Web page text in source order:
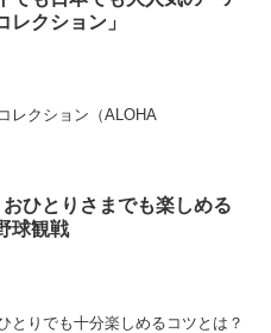
レクション」
レクション（ALOHA
ひとりさまでも楽しめる
球観戦
とりでも十分楽しめるコツとは？